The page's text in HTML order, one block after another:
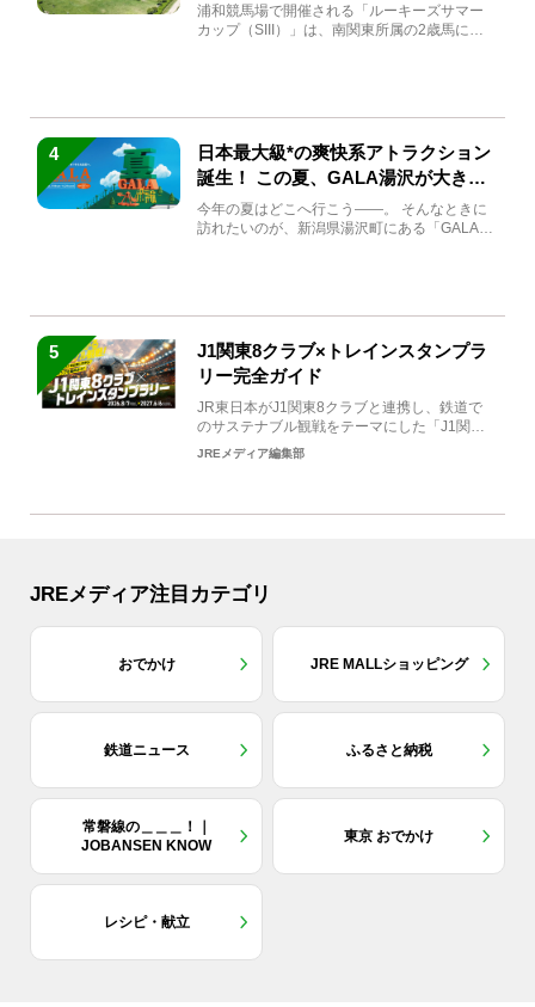
馬と見どころをチェック
浦和競馬場で開催される「ルーキーズサマー
カップ（SIII）」は、南関東所属の2歳馬によ
4
日本最大級*の爽快系アトラクション
誕生！ この夏、GALA湯沢が大きく
生まれ変わる
今年の夏はどこへ行こう――。 そんなときに
訪れたいのが、新潟県湯沢町にある「GALA湯
5
J1関東8クラブ×トレインスタンプラ
リー完全ガイド
JR東日本がJ1関東8クラブと連携し、鉄道で
のサステナブル観戦をテーマにした「J1関東8
クラブ×トレイン...
JREメディア編集部
JREメディア注目カテゴリ
おでかけ JRE MALLショッピング
鉄道ニュース ふるさと納税
常磐線の＿＿＿！｜
JOBANSEN KNOW
東京 おでかけ
レシピ・献立